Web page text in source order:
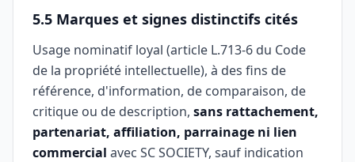
5.5 Marques et signes distinctifs cités
Usage nominatif loyal (article L.713-6 du Code
de la propriété intellectuelle), à des fins de
référence, d'information, de comparaison, de
critique ou de description, sans rattachement,
partenariat, affiliation, parrainage ni lien
commercial avec SC SOCIETY, sauf indication